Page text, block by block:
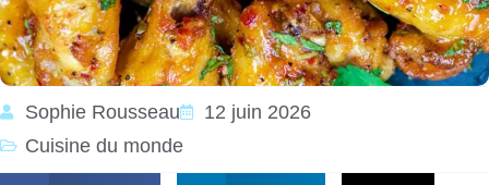
Sophie Rousseau
12 juin 2026
Cuisine du monde